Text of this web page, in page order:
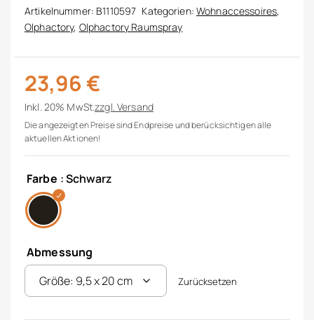
Artikelnummer: B1110597 Kategorien:Wohnaccessoires,
Olphactory, Olphactory Raumspray
23,96 €
Inkl. 20% MwSt.zzgl.Versand
Die angezeigten Preise sind Endpreise und berücksichtigen alle
aktuellen Aktionen!
Farbe : Schwarz
Abmessung
Zurücksetzen